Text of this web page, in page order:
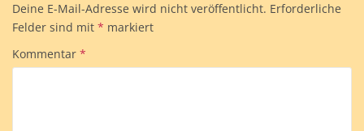
Deine E-Mail-Adresse wird nicht veröffentlicht. Erforderliche
Felder sind mit * markiert
Kommentar *